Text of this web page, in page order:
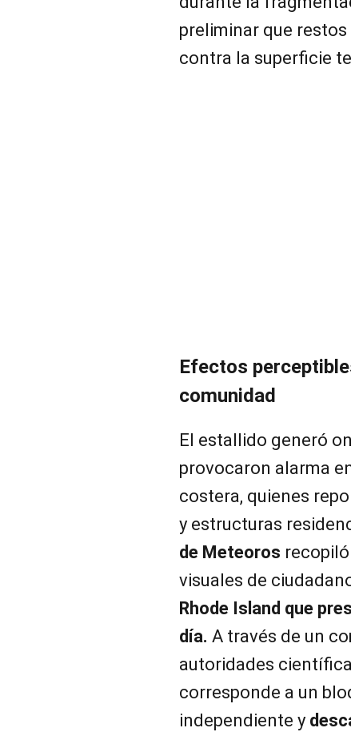
preliminar que
contra la superficie
Efectos
comunidad
El estallido generó
provocaron alarma
costera, quienes
y estructuras
de Meteoros
visuales de
Rhode Island que
día. A través de un
autoridades
corresponde a un
independiente y